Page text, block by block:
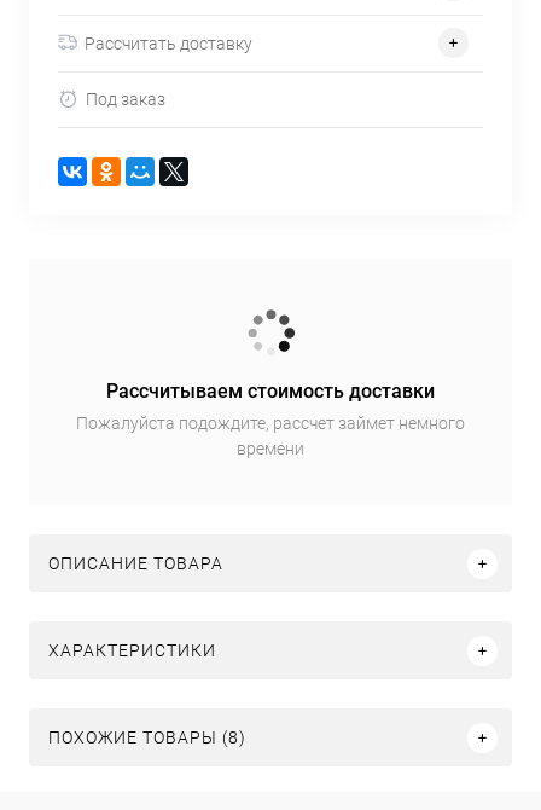
Рассчитать доставку
Под заказ
Рассчитываем стоимость доставки
Пожалуйста подождите, рассчет займет немного
времени
ОПИСАНИЕ ТОВАРА
ХАРАКТЕРИСТИКИ
ПОХОЖИЕ ТОВАРЫ (8)